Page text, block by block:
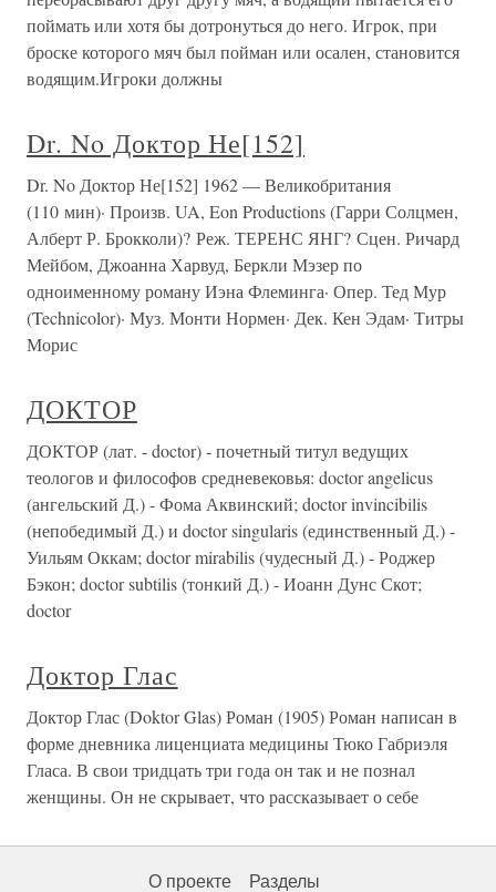
поймать или хотя бы дотронуться до него. Игрок, при
броске которого мяч был пойман или осален, становится
водящим.Игроки должны
Dr. No Доктор Не[152]
Dr. No Доктор Не[152] 1962 — Великобритания
(110 мин)· Произв. UA, Eon Productions (Гарри Солцмен,
Алберт Р. Брокколи)? Реж. ТЕРЕНС ЯНГ? Сцен. Ричард
Мейбом, Джоанна Харвуд, Беркли Мэзер по
одноименному роману Иэна Флеминга· Опер. Тед Мур
(Technicolor)· Муз. Монти Нормен· Дек. Кен Эдам· Титры
Морис
ДОКТОР
ДОКТОР (лат. - doctor) - почетный титул ведущих
теологов и философов средневековья: doctor angelicus
(ангельский Д.) - Фома Аквинский; doctor invincibilis
(непобедимый Д.) и doctor singularis (единственный Д.) -
Уильям Оккам; doctor mirabilis (чудесный Д.) - Роджер
Бэкон; doctor subtilis (тонкий Д.) - Иоанн Дунс Скот;
doctor
Доктор Глас
Доктор Глас (Doktor Glas) Роман (1905) Роман написан в
форме дневника лиценциата медицины Тюко Габриэля
Гласа. В свои тридцать три года он так и не познал
женщины. Он не скрывает, что рассказывает о себе
О проекте Разделы